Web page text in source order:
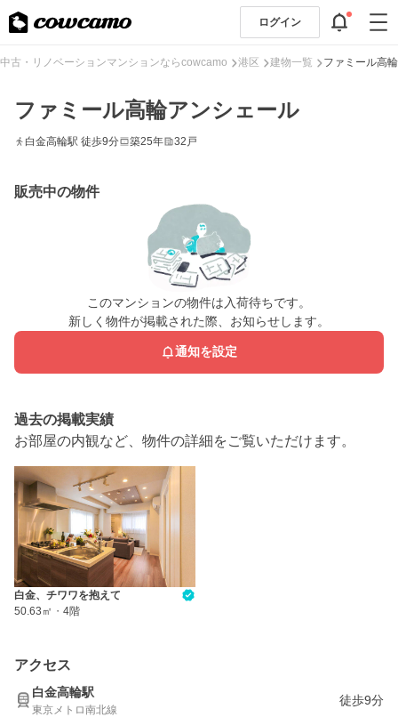
ログイン
中古・リノベーションマンションならcowcamo 港区 建物一覧 ファミール高
ファミール高輪アンシェール
白金高輪駅 徒歩9分 築25年 32戸
販売中の物件
このマンションの物件は入荷待ちです。
新しく物件が掲載された際、お知らせします。
通知を設定
過去の掲載実績
お部屋の内観など、物件の詳細をご覧いただけます。
白金、チワワを抱えて
50.63㎡ ・ 4階
アクセス
白金高輪駅
東京メトロ南北線
徒歩9分